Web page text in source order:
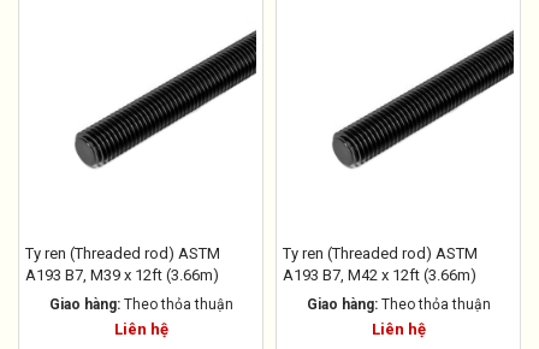
Ty ren (Threaded rod) ASTM
A193 B7, M39 x 12ft (3.66m)
Giao hàng: Theo thỏa thuận
Liên hệ
Ty ren (Threaded rod) ASTM
A193 B7, M42 x 12ft (3.66m)
Giao hàng: Theo thỏa thuận
Liên hệ